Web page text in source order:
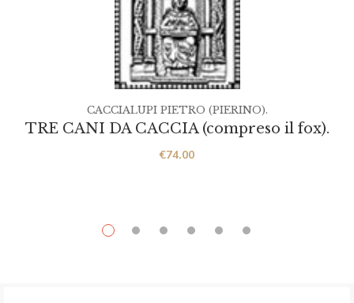
TRE CANI DA CACCIA (compreso il fox).
€74.00
CACCIALUPI PIETRO (PIERINO).